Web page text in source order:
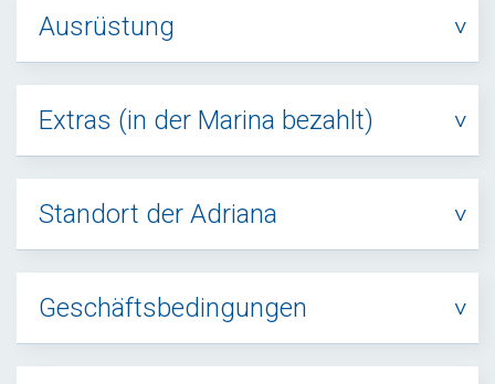
Ausrüstung
Extras (in der Marina bezahlt)
Standort der Adriana
Geschäftsbedingungen